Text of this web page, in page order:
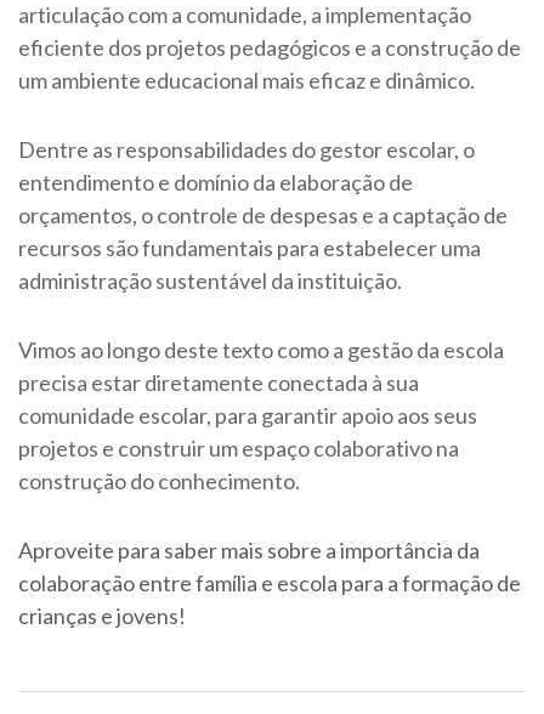
articulação com a comunidade, a implementação
eficiente dos projetos pedagógicos e a construção de
um ambiente educacional mais eficaz e dinâmico.
Dentre as responsabilidades do gestor escolar, o
entendimento e domínio da elaboração de
orçamentos, o controle de despesas e a captação de
recursos são fundamentais para estabelecer uma
administração sustentável da instituição.
Vimos ao longo deste texto como a gestão da escola
precisa estar diretamente conectada à sua
comunidade escolar, para garantir apoio aos seus
projetos e construir um espaço colaborativo na
construção do conhecimento.
Aproveite para saber mais sobre a importância da
colaboração entre família e escola para a formação de
crianças e jovens!